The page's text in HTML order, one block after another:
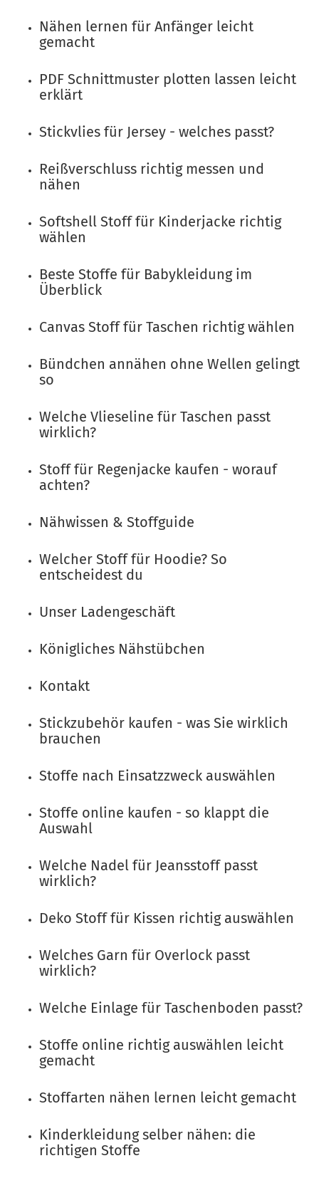
Nähen lernen für Anfänger leicht
gemacht
PDF Schnittmuster plotten lassen leicht
erklärt
Stickvlies für Jersey - welches passt?
Reißverschluss richtig messen und
nähen
Softshell Stoff für Kinderjacke richtig
wählen
Beste Stoffe für Babykleidung im
Überblick
Canvas Stoff für Taschen richtig wählen
Bündchen annähen ohne Wellen gelingt
so
Welche Vlieseline für Taschen passt
wirklich?
Stoff für Regenjacke kaufen - worauf
achten?
Nähwissen & Stoffguide
Welcher Stoff für Hoodie? So
entscheidest du
Unser Ladengeschäft
Königliches Nähstübchen
Kontakt
Stickzubehör kaufen - was Sie wirklich
brauchen
Stoffe nach Einsatzzweck auswählen
Stoffe online kaufen - so klappt die
Auswahl
Welche Nadel für Jeansstoff passt
wirklich?
Deko Stoff für Kissen richtig auswählen
Welches Garn für Overlock passt
wirklich?
Welche Einlage für Taschenboden passt?
Stoffe online richtig auswählen leicht
gemacht
Stoffarten nähen lernen leicht gemacht
Kinderkleidung selber nähen: die
richtigen Stoffe